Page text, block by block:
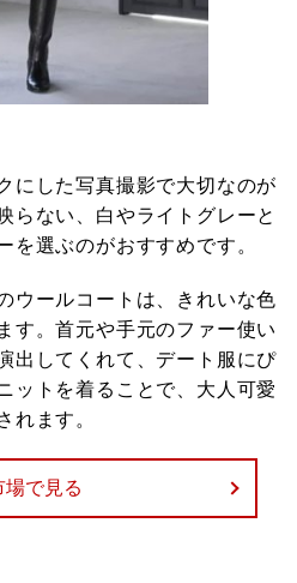
にした写真撮影で大切なのが
らない、白やライトグレーと
を選ぶのがおすすめです。
ウールコートは、きれいな色
す。首元や手元のファー使い
出してくれて、デート服にぴ
ットを着ることで、大人可愛
れます。
場で見る